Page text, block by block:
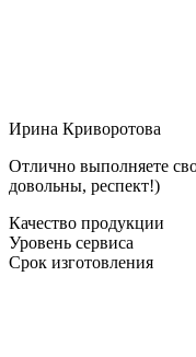
Ирина Криворотова
Отлично выполняете
довольны, респект!)
Качество продукции
Уровень сервиса
Срок изготовления